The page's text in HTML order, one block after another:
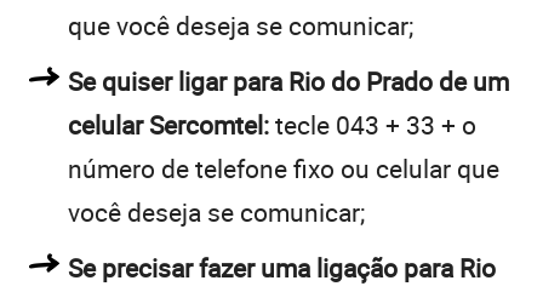
que você deseja se comunicar;
Se quiser ligar para Rio do Prado de um
celular Sercomtel:tecle 043 + 33 + o
número de telefone fixo ou celular que
você deseja se comunicar;
Se precisar fazer uma ligação para Rio